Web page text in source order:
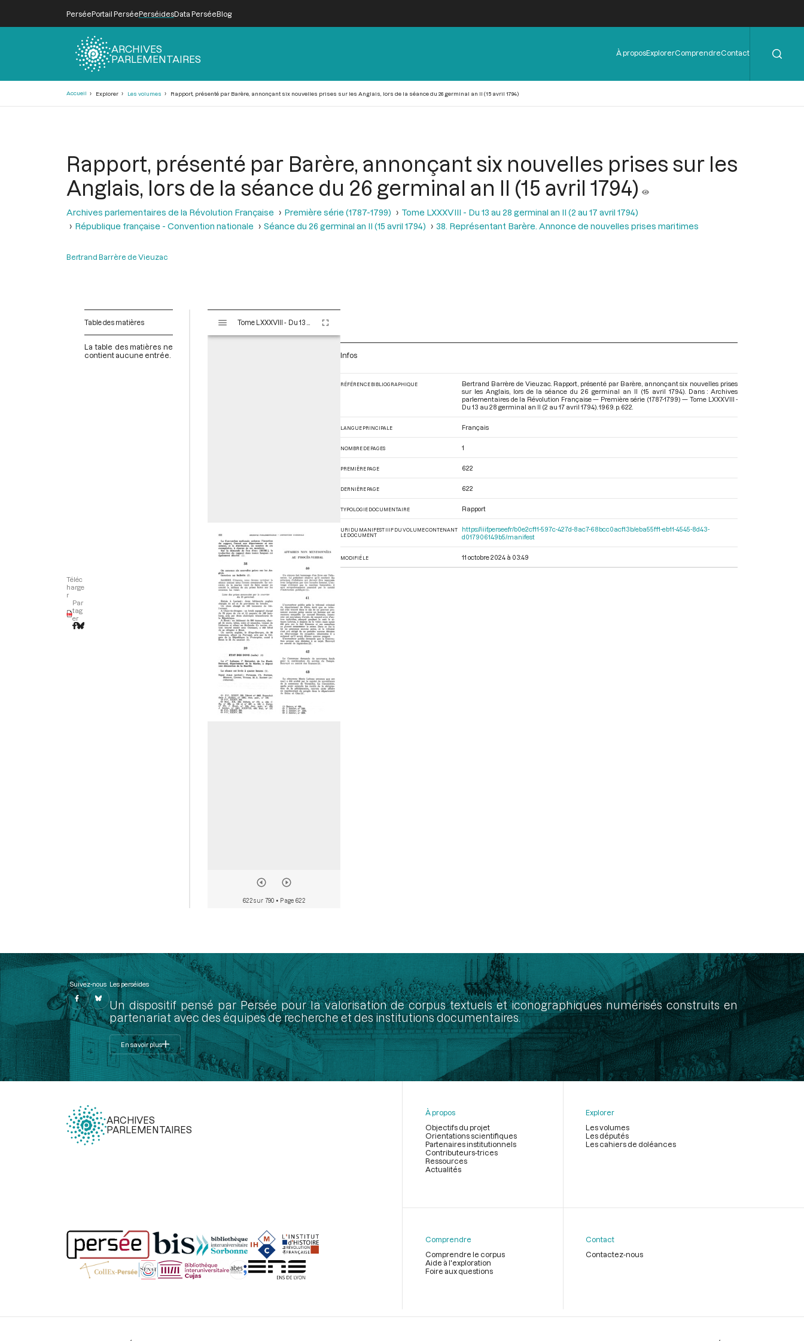
PerséePortail PerséePerséidesData PerséeBlog
ARCHIVES
PARLEMENTAIRES
Menu
de
À proposExplorerComprendreContact
Accueil Explorer Les volumes Rapport, présenté par Barère, annonçant six nouvelles prises sur les Anglais, lors de la séance du 26 germinal an II (15 avril 1794)
Rapport, présenté par Barère, annonçant six nouvelles prises sur les
Anglais, lors de la séance du 26 germinal an II (15 avril 1794)
Archives parlementaires de la Révolution Française Première série (1787-1799)
Tome LXXXVIII - Du 13 au 28 germinal an II (2 au 17 avril 1794)
République française - Convention nationale
Séance du 26 germinal an II (15 avril 1794) 38. Représentant Barère. Annonce de nouvelles prises maritimes
Bertrand Barrère de Vieuzac
Téléc
harge
r
Par
tag
er
Table des matières
La table des matières ne
contient aucune entrée.
s
622 sur 790 • Page 622
Infos
RÉFÉRENCE BIBLIOGRAPHIQUE
Bertrand Barrère de Vieuzac. Rapport, présenté par Barère, annonçant six nouvelles prises
sur les Anglais, lors de la séance du 26 germinal an II (15 avril 1794). Dans : Archives
parlementaires de la Révolution Française — Première série (1787-1799) — Tome LXXXVIII -
Du 13 au 28 germinal an II (2 au 17 avril 1794) . 1969. p. 622.
LANGUE PRINCIPALE Français
NOMBRE DE PAGES 1
PREMIÈRE PAGE 622
DERNIÈRE PAGE 622
TYPOLOGIE DOCUMENTAIRE Rapport
URI DU MANIFEST IIIF DU VOLUME CONTENANT
LE DOCUMENT
https://iiif.persee.fr/b0e2cf11-597c-427d-8ac7-68bcc0acf13b/eba55ff1-eb11-4545-8d43-
d017906149b5/manifest
MODIFIÉ LE 11 octobre 2024 à 03:49
Suivez-nous Les perséides
Un dispositif pensé par Persée pour la valorisation de corpus textuels et iconographiques numérisés construits en
partenariat avec des équipes de recherche et des institutions documentaires.
En savoir plus
ARCHIVES
PARLEMENTAIRES
page
À propos
Objectifs du projet
Orientations scientifiques
Partenaires institutionnels
Contributeurs-trices
Ressources
Actualités
Explorer
Les volumes
Les députés
Les cahiers de doléances
Comprendre
Comprendre le corpus
Aide à l'exploration
Foire aux questions
Contact
Contactez-nous
Légal